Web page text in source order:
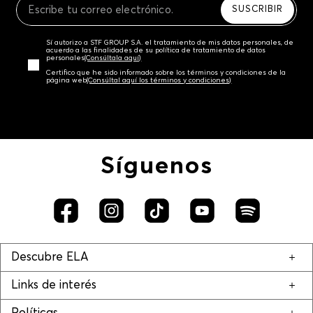
SUSCRIBIR
Sí autorizo a STF GROUP S.A. el tratamiento de mis datos personales, de
acuerdo a las finalidades de su política de tratamiento de datos
personales‎(Consúltala aquí)
Certifico que he sido informado sobre los términos y condiciones de la
página web‎(Consúltal aquí los términos y condiciones)
Síguenos
Descubre ELA
Links de interés